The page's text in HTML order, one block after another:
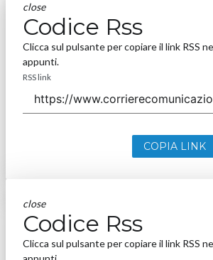
close
Codice Rss
Clicca sul pulsante per copiare il link RSS
appunti.
RSS link
COPIA LINK
close
Codice Rss
Clicca sul pulsante per copiare il link RSS